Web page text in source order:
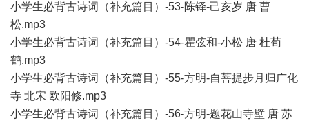
小学生必背古诗词（补充篇目）-53-陈铎-己亥岁 唐 曹
松.mp3
小学生必背古诗词（补充篇目）-54-瞿弦和-小松 唐 杜荀
鹤.mp3
小学生必背古诗词（补充篇目）-55-方明-自菩提步月归广化
寺 北宋 欧阳修.mp3
小学生必背古诗词（补充篇目）-56-方明-题花山寺壁 唐 苏